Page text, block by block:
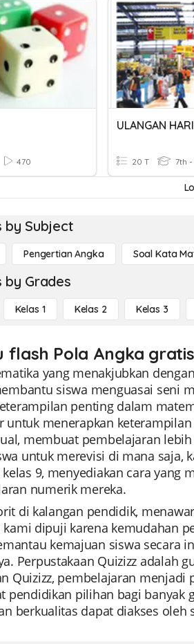
470 20 T 7th
by Subject
Pengertian Angka Soal Kata
by Grades
Kelas 1 Kelas 2 Kelas 3
Pola Angka
yang menakjubkan
siswa menguasai seni
penting dalam
untuk menerapkan
membuat pembelajaran
untuk merevisi di mana saja,
9, menyediakan cara yang
numerik mereka.
di kalangan pendidik,
dipuji karena kemudahan
kemajuan siswa secara
Perpustakaan Quizizz adalah
Quizizz, pembelajaran
pendidikan pilihan bagi banyak
berkualitas dapat diakses oleh